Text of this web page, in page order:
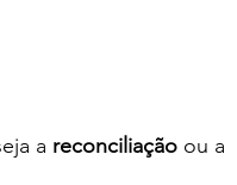
a reconciliação ou a